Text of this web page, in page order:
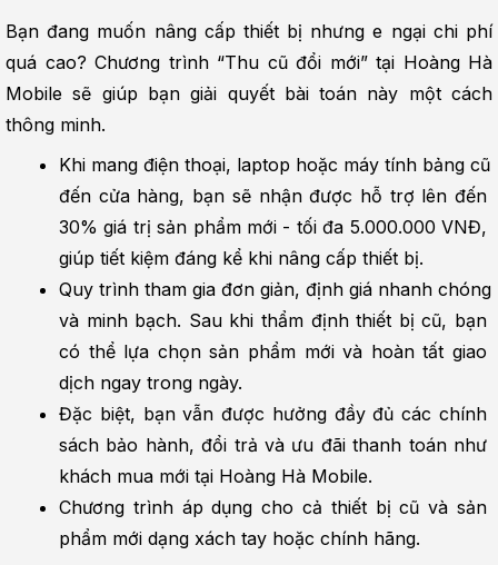
Bạn đang muốn nâng cấp thiết bị nhưng e ngại chi phí
quá cao? Chương trình “Thu cũ đổi mới” tại Hoàng Hà
Mobile sẽ giúp bạn giải quyết bài toán này một cách
thông minh.
Khi mang điện thoại, laptop hoặc máy tính bảng cũ
đến cửa hàng, bạn sẽ nhận được hỗ trợ lên đến
30% giá trị sản phẩm mới - tối đa 5.000.000 VNĐ,
giúp tiết kiệm đáng kể khi nâng cấp thiết bị.
Quy trình tham gia đơn giản, định giá nhanh chóng
và minh bạch. Sau khi thẩm định thiết bị cũ, bạn
có thể lựa chọn sản phẩm mới và hoàn tất giao
dịch ngay trong ngày.
Đặc biệt, bạn vẫn được hưởng đầy đủ các chính
sách bảo hành, đổi trả và ưu đãi thanh toán như
khách mua mới tại Hoàng Hà Mobile.
Chương trình áp dụng cho cả thiết bị cũ và sản
phẩm mới dạng xách tay hoặc chính hãng.